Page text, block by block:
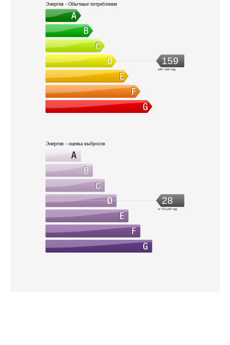
Энергия - Обычные потребления
159
кВт·ч/м².год
Энергия - оценка выбросов
28
кг CO₂/м².год